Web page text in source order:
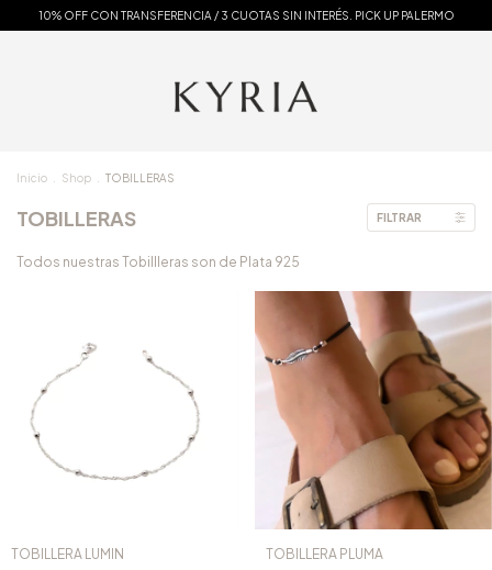
10% OFF CON TRANSFERENCIA / 3 CUOTAS SIN INTERÉS. PICK UP PALERMO
Inicio Shop TOBILLERAS
TOBILLERAS FILTRAR
Todos nuestras Tobillleras son de Plata 925
TOBILLERA LUMIN TOBILLERA PLUMA